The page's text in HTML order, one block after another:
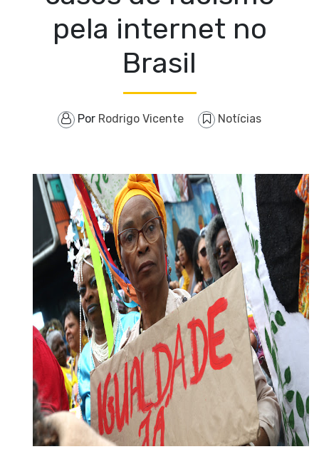
pela internet no
Brasil
Por Rodrigo Vicente Notícias